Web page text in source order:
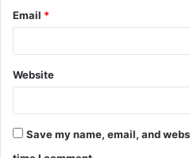
Email *
Website
Save my name, email, and